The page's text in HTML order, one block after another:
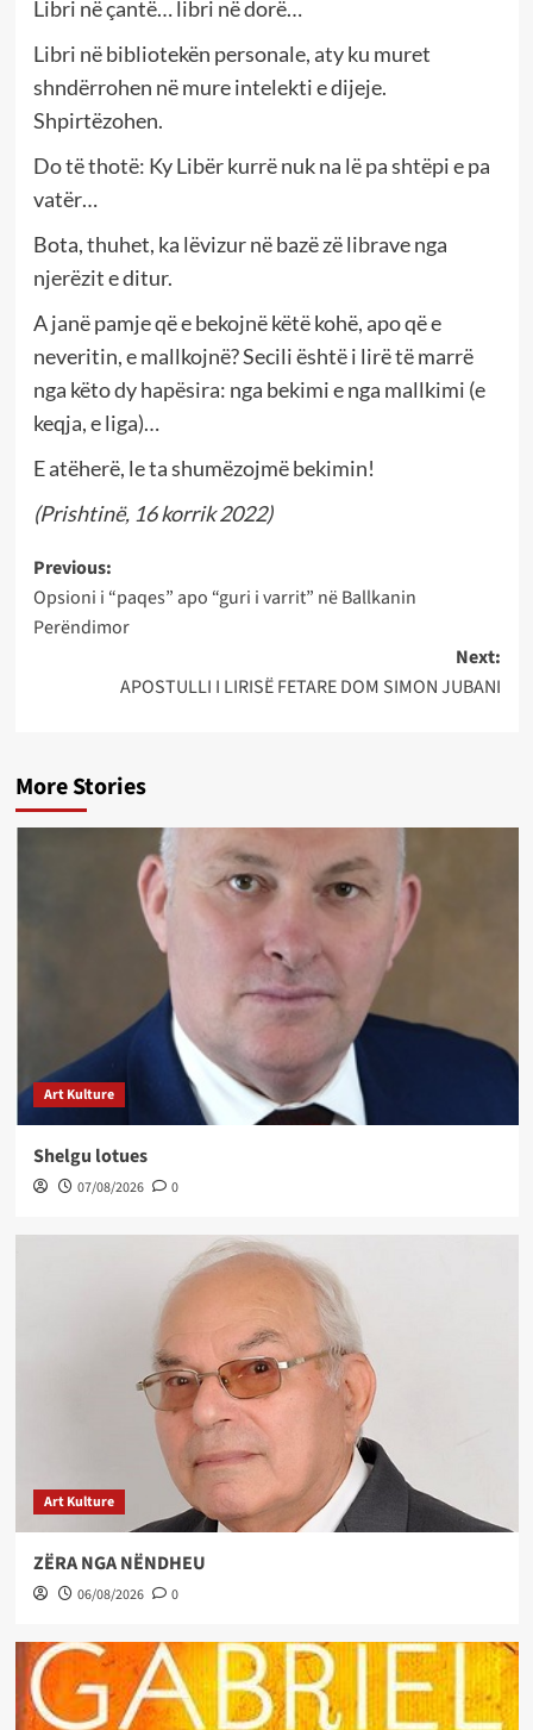
Libri në çantë… libri në dorë…
Libri në bibliotekën personale, aty ku muret
shndërrohen në mure intelekti e dijeje.
Shpirtëzohen.
Do të thotë: Ky Libër kurrë nuk na lë pa shtëpi e pa
vatër…
Bota, thuhet, ka lëvizur në bazë zë librave nga
njerëzit e ditur.
A janë pamje që e bekojnë këtë kohë, apo që e
neveritin, e mallkojnë? Secili është i lirë të marrë
nga këto dy hapësira: nga bekimi e nga mallkimi (e
keqja, e liga)…
E atëherë, le ta shumëzojmë bekimin!
(Prishtinë, 16 korrik 2022)
Post
navigation
Previous:
Opsioni i “paqes” apo “guri i varrit” në Ballkanin
Perëndimor
Next:
APOSTULLI I LIRISË FETARE DOM SIMON JUBANI
More Stories
Art Kulture
Shelgu lotues
07/08/2026 0
Art Kulture
ZËRA NGA NËNDHEU
06/08/2026 0